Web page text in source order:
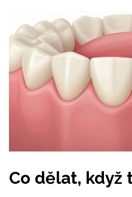
Co dělat, když